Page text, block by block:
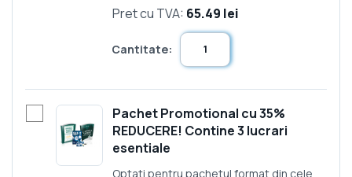
Pret cu TVA: 65.49 lei
Cantitate:
Pachet Promotional cu 35%
REDUCERE! Contine 3 lucrari
esentiale
Optati pentru pachetul format din cele